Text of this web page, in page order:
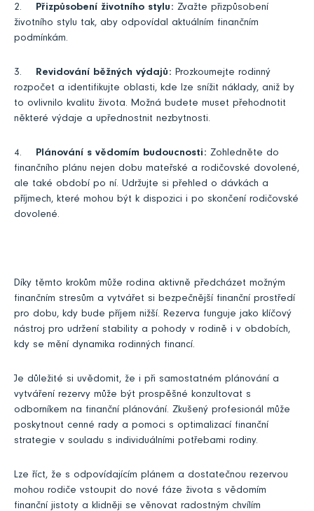
2. Přizpůsobení životního stylu: Zvažte přizpůsobení
životního stylu tak, aby odpovídal aktuálním finančním
podmínkám.
3. Revidování běžných výdajů: Prozkoumejte rodinný
rozpočet a identifikujte oblasti, kde lze snížit náklady, aniž by
to ovlivnilo kvalitu života. Možná budete muset přehodnotit
některé výdaje a upřednostnit nezbytnosti.
4. Plánování s vědomím budoucnosti: Zohledněte do
finančního plánu nejen dobu mateřské a rodičovské dovolené,
ale také období po ní. Udržujte si přehled o dávkách a
příjmech, které mohou být k dispozici i po skončení rodičovské
dovolené.
Díky těmto krokům může rodina aktivně předcházet možným
finančním stresům a vytvářet si bezpečnější finanční prostředí
pro dobu, kdy bude příjem nižší. Rezerva funguje jako klíčový
nástroj pro udržení stability a pohody v rodině i v obdobích,
kdy se mění dynamika rodinných financí.
Je důležité si uvědomit, že i při samostatném plánování a
vytváření rezervy může být prospěšné konzultovat s
odborníkem na finanční plánování. Zkušený profesionál může
poskytnout cenné rady a pomoci s optimalizací finanční
strategie v souladu s individuálními potřebami rodiny.
Lze říct, že s odpovídajícím plánem a dostatečnou rezervou
mohou rodiče vstoupit do nové fáze života s vědomím
finanční jistoty a klidněji se věnovat radostným chvílím